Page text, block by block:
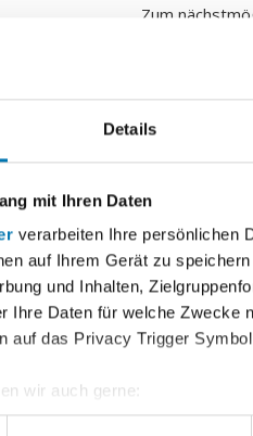
Details
mit Ihren Daten
verarbeiten Ihre persönlichen
auf Ihrem Gerät zu
und Inhalten,
Ihre Daten für welche
auf das Privacy Trigger
wir auch gerne:
Lage erfassen,
Zum
Sachbearbeiter/-in
Zum
Zum Stellenangebot